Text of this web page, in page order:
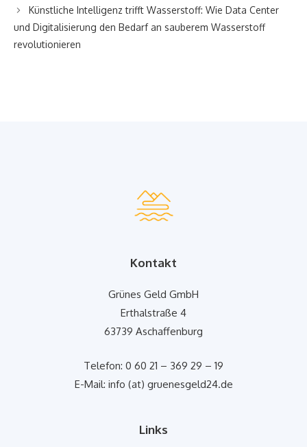
Künstliche Intelligenz trifft Wasserstoff: Wie Data Center
und Digitalisierung den Bedarf an sauberem Wasserstoff
revolutionieren
Kontakt
Grünes Geld GmbH
Erthalstraße 4
63739 Aschaffenburg
Telefon: 0 60 21 – 369 29 – 19
E-Mail: info (at) gruenesgeld24.de
Links